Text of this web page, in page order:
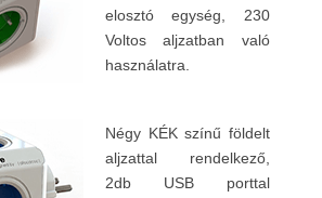
elosztó egység, 230
Voltos aljzatban való
használatra.
Négy KÉK színű földelt
aljzattal rendelkező,
2db USB porttal